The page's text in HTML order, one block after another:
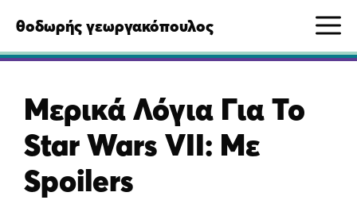
σε
περιεχόμενο
θοδωρής γεωργακόπουλος
Μερικά Λόγια Για Το
Star Wars VII: Με
Spoilers